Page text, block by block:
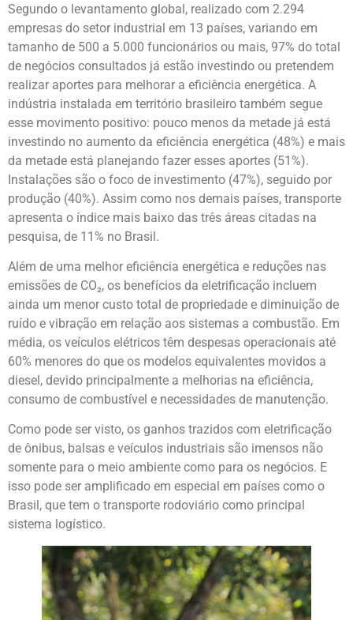
Segundo o levantamento global, realizado com 2.294
empresas do setor industrial em 13 países, variando em
tamanho de 500 a 5.000 funcionários ou mais, 97% do total
de negócios consultados já estão investindo ou pretendem
realizar aportes para melhorar a eficiência energética. A
indústria instalada em território brasileiro também segue
esse movimento positivo: pouco menos da metade já está
investindo no aumento da eficiência energética (48%) e mais
da metade está planejando fazer esses aportes (51%).
Instalações são o foco de investimento (47%), seguido por
produção (40%). Assim como nos demais países, transporte
apresenta o índice mais baixo das três áreas citadas na
pesquisa, de 11% no Brasil.
Além de uma melhor eficiência energética e reduções nas
emissões de CO₂, os benefícios da eletrificação incluem
ainda um menor custo total de propriedade e diminuição de
ruído e vibração em relação aos sistemas a combustão. Em
média, os veículos elétricos têm despesas operacionais até
60% menores do que os modelos equivalentes movidos a
diesel, devido principalmente a melhorias na eficiência,
consumo de combustível e necessidades de manutenção.
Como pode ser visto, os ganhos trazidos com eletrificação
de ônibus, balsas e veículos industriais são imensos não
somente para o meio ambiente como para os negócios. E
isso pode ser amplificado em especial em países como o
Brasil, que tem o transporte rodoviário como principal
sistema logístico.